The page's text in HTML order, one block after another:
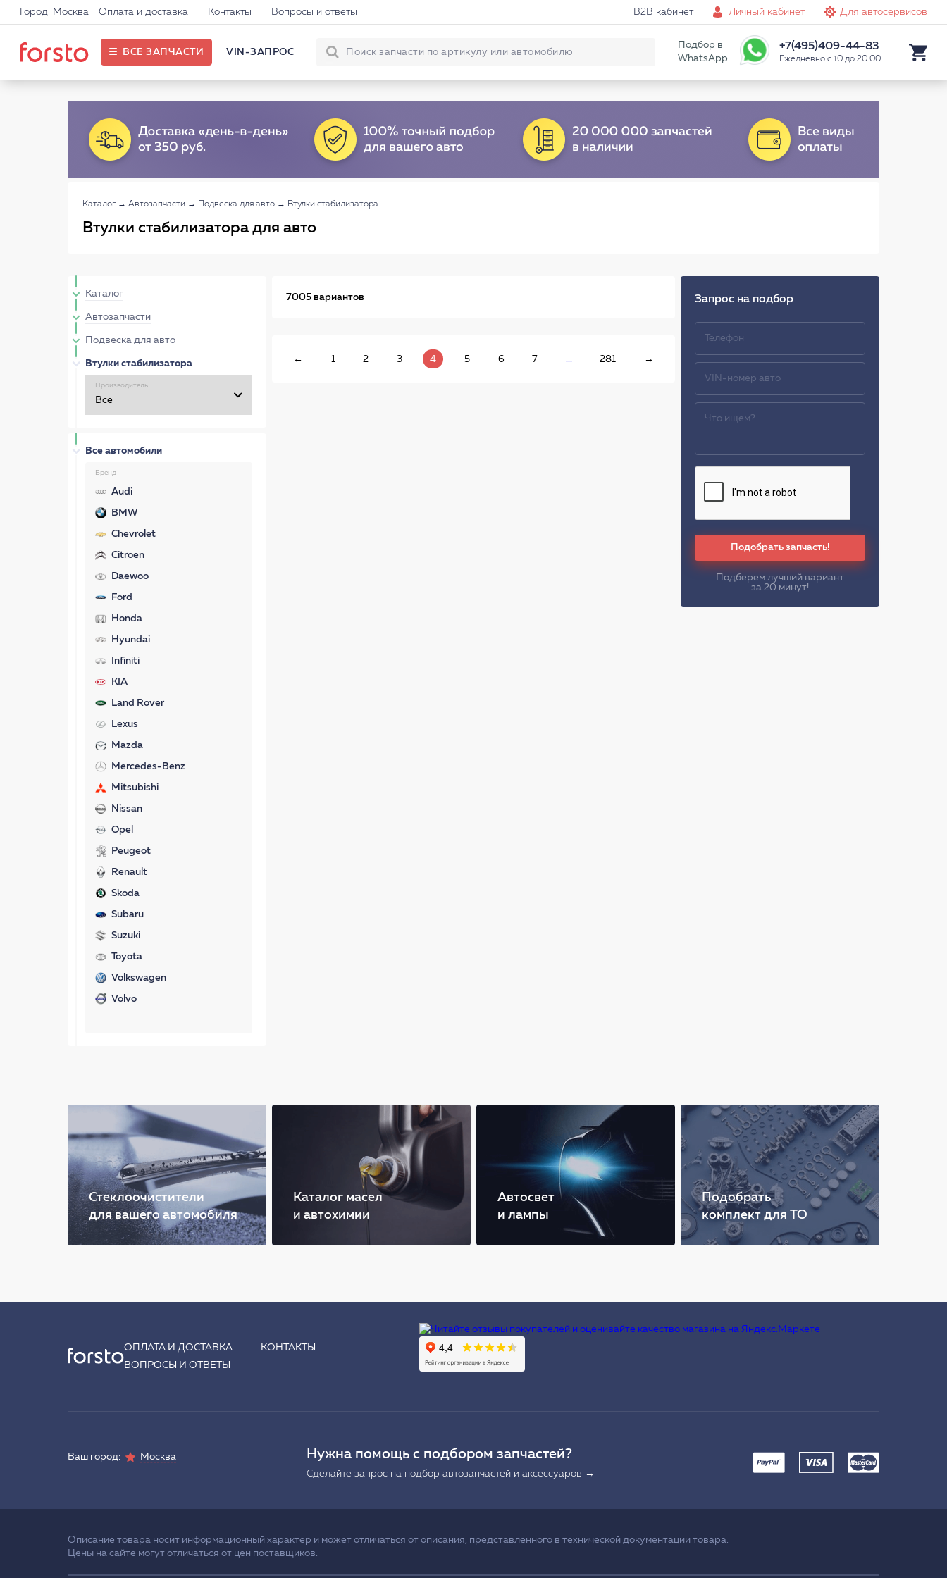
Город: Москва Оплата и доставка Контакты Вопросы и ответы B2B кабинет Личный кабинет Для автосервисов
ВСЕ ЗАПЧАСТИ VIN-ЗАПРОС
Подбор в
WhatsApp
+7(495)409-44-83
Ежедневно с 10 до 20:00
Каталог → Автозапчасти → Подвеска для авто → Втулки стабилизатора
Втулки стабилизатора для авто
Каталог
Автозапчасти
Подвеска для авто
Втулки стабилизатора
Производитель
Все автомобили
Бренд
Audi
BMW
Chevrolet
Citroen
Daewoo
Ford
Honda
Hyundai
Infiniti
KIA
Land Rover
Lexus
Mazda
Mercedes-Benz
Mitsubishi
Nissan
Opel
Peugeot
Renault
Skoda
Subaru
Suzuki
Toyota
Volkswagen
Volvo
7005 вариантов
← 1 2 3 4 5 6 7 ... 281 →
Запрос на подбор
Подобрать запчасть!
Подберем лучший вариант
за 20 минут!
Стеклоочистители
для вашего автомобиля
Каталог масел
и автохимии
Автосвет
и лампы
Подобрать
комплект для ТО
ОПЛАТА И ДОСТАВКА
КОНТАКТЫ
ВОПРОСЫ И ОТВЕТЫ
Ваш город: Москва Нужна помощь с подбором запчастей?
Сделайте запрос на подбор автозапчастей и аксессуаров →
Описание товара носит информационный характер и может отличаться от описания, представленного в технической документации товара.
Цены на сайте могут отличаться от цен поставщиков.